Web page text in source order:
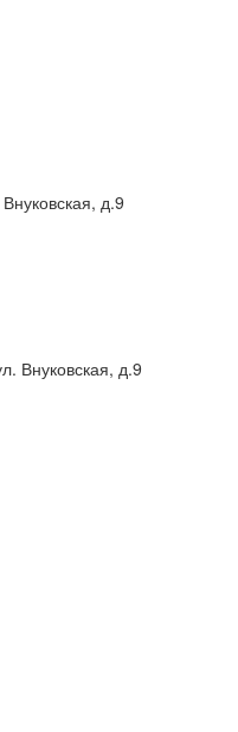
д.9
Внуковская, д.9